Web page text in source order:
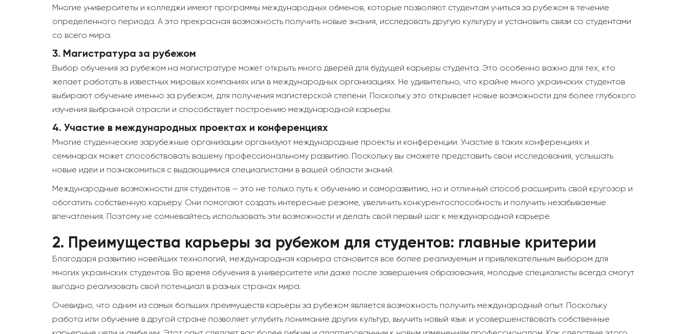
Многие университеты и колледжи имеют программы международных обменов, которые позволяют студентам учиться за рубежом в течение
определенного периода. А это прекрасная возможность получить новые знания, исследовать другую культуру и установить связи со студентами
со всего мира.
3. Магистратура за рубежом
Выбор обучения за рубежом на магистратуре может открыть много дверей для будущей карьеры студента. Это особенно важно для тех, кто
желает работать в известных мировых компаниях или в международных организациях. Не удивительно, что крайне много украинских студентов
выбирают обучение именно за рубежом, для получения магистерской степени. Поскольку это открывает новые возможности для более глубокого
изучения выбранной отрасли и способствует построению международной карьеры.
4. Участие в международных проектах и конференциях
Многие студенческие зарубежные организации организуют международные проекты и конференции. Участие в таких конференциях и
семинарах может способствовать вашему профессиональному развитию. Поскольку вы сможете представить свои исследования, услышать
новые идеи и познакомиться с выдающимися специалистами в вашей области знаний.
Международные возможности для студентов — это не только путь к обучению и саморазвитию, но и отличный способ расширить свой кругозор и
обогатить собственную карьеру. Они помогают создать интересные резюме, увеличить конкурентоспособность и получить незабываемые
впечатления. Поэтому не сомневайтесь использовать эти возможности и делать свой первый шаг к международной карьере.
2. Преимущества карьеры за рубежом для студентов: главные критерии
Благодаря развитию новейших технологий, международная карьера становится все более реализуемым и привлекательным выбором для
многих украинских студентов. Во время обучения в университете или даже после завершения образования, молодые специалисты всегда смогут
выгодно реализовать свой потенциал в разных странах мира.
Очевидно, что одним из самых больших преимуществ карьеры за рубежом является возможность получить международный опыт. Поскольку
работа или обучение в другой стране позволяет углубить понимание других культур, выучить новый язык и усовершенствовать собственные